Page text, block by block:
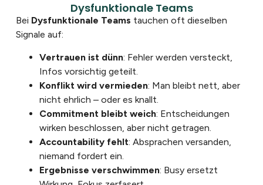
Dysfunktionale Teams
Bei Dysfunktionale Teams tauchen oft dieselben
Signale auf:
Vertrauen ist dünn: Fehler werden versteckt,
Infos vorsichtig geteilt.
Konflikt wird vermieden: Man bleibt nett, aber
nicht ehrlich – oder es knallt.
Commitment bleibt weich: Entscheidungen
wirken beschlossen, aber nicht getragen.
Accountability fehlt: Absprachen versanden,
niemand fordert ein.
Ergebnisse verschwimmen: Busy ersetzt